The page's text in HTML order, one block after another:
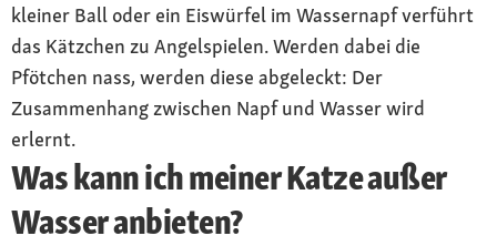
kleiner Ball oder ein Eiswürfel im Wassernapf verführt
das Kätzchen zu Angelspielen. Werden dabei die
Pfötchen nass, werden diese abgeleckt: Der
Zusammenhang zwischen Napf und Wasser wird
erlernt.
Was kann ich meiner Katze außer
Wasser anbieten?